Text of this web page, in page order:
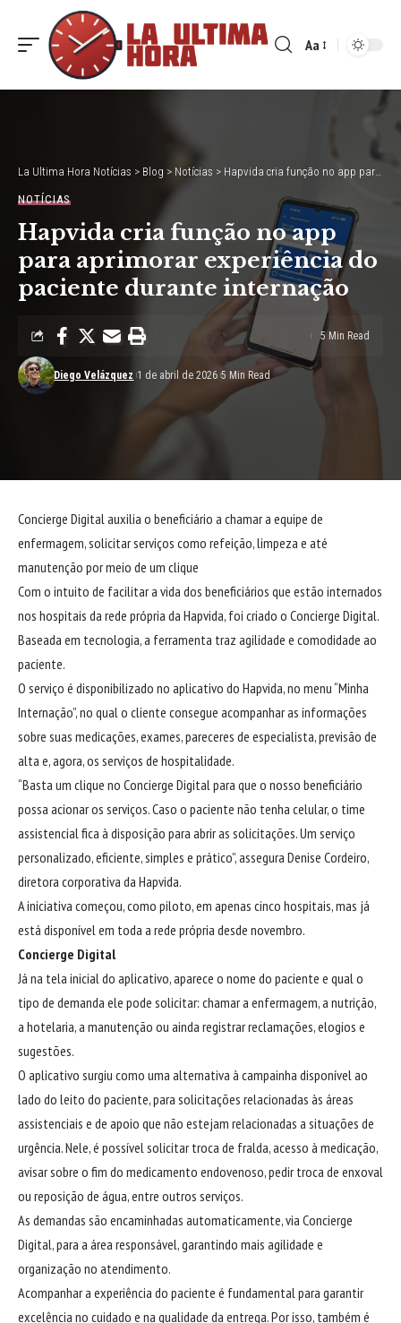
Font
Aa
La Ultima Hora Notícias > Blog > Notícias > Hapvida cria função no app para aprimorar experiência do paciente durante internação
NOTÍCIAS
Hapvida cria função no app
para aprimorar experiência do
paciente durante internação
Diego Velázquez 1 de abril de 2026 5 Min Read
5 Min Read
Concierge Digital auxilia o beneficiário a chamar a equipe de
enfermagem, solicitar serviços como refeição, limpeza e até
manutenção por meio de um clique
Com o intuito de facilitar a vida dos beneficiários que estão internados
nos hospitais da rede própria da Hapvida, foi criado o Concierge Digital.
Baseada em tecnologia, a ferramenta traz agilidade e comodidade ao
paciente.
O serviço é disponibilizado no aplicativo do Hapvida, no menu “Minha
Internação”, no qual o cliente consegue acompanhar as informações
sobre suas medicações, exames, pareceres de especialista, previsão de
alta e, agora, os serviços de hospitalidade.
“Basta um clique no Concierge Digital para que o nosso beneficiário
possa acionar os serviços. Caso o paciente não tenha celular, o time
assistencial fica à disposição para abrir as solicitações. Um serviço
personalizado, eficiente, simples e prático”, assegura Denise Cordeiro,
diretora corporativa da Hapvida.
A iniciativa começou, como piloto, em apenas cinco hospitais, mas já
está disponível em toda a rede própria desde novembro.
Concierge Digital
Já na tela inicial do aplicativo, aparece o nome do paciente e qual o
tipo de demanda ele pode solicitar: chamar a enfermagem, a nutrição,
a hotelaria, a manutenção ou ainda registrar reclamações, elogios e
sugestões.
O aplicativo surgiu como uma alternativa à campainha disponível ao
lado do leito do paciente, para solicitações relacionadas às áreas
assistenciais e de apoio que não estejam relacionadas a situações de
urgência. Nele, é possível solicitar troca de fralda, acesso à medicação,
avisar sobre o fim do medicamento endovenoso, pedir troca de enxoval
ou reposição de água, entre outros serviços.
As demandas são encaminhadas automaticamente, via Concierge
Digital, para a área responsável, garantindo mais agilidade e
organização no atendimento.
Acompanhar a experiência do paciente é fundamental para garantir
excelência no cuidado e na qualidade da entrega. Por isso, também é